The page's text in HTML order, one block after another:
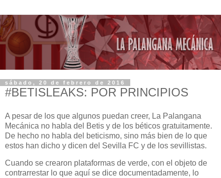
sábado, 20 de febrero de 2016
#BETISLEAKS: POR PRINCIPIOS
A pesar de los que algunos puedan creer, La Palangana
Mecánica no habla del Betis y de los béticos gratuitamente.
De hecho no habla del beticismo, sino más bien de lo que
estos han dicho y dicen del Sevilla FC y de los sevillistas.
Cuando se crearon plataformas de verde, con el objeto de
contrarrestar lo que aquí se dice documentadamente, lo